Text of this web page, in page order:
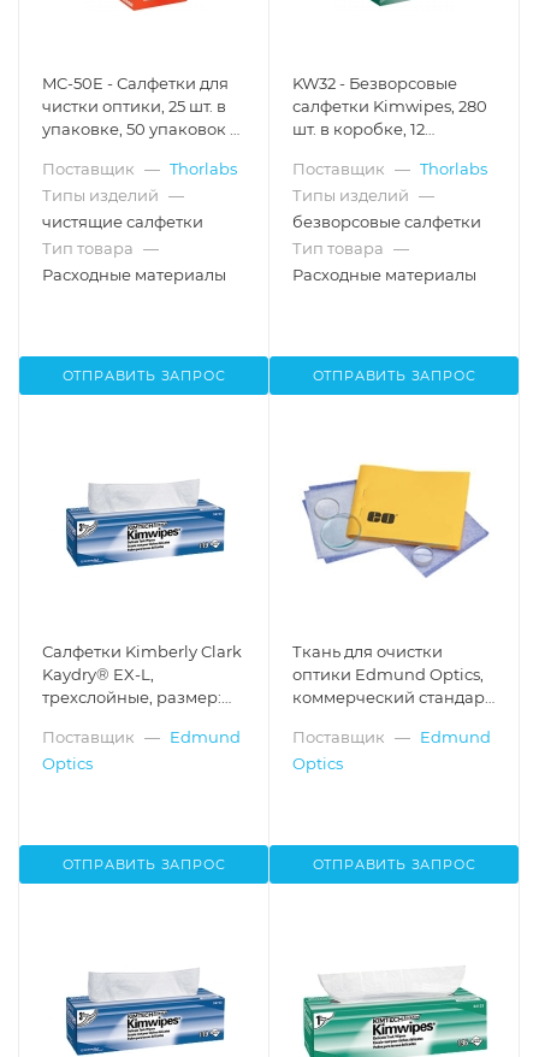
MC-50E - Салфетки для
чистки оптики, 25 шт. в
упаковке, 50 упаковок в
Поставщик — Thorlabs
Типы изделий —
чистящие салфетки
Тип товара —
Расходные материалы
ОТПРАВИТЬ ЗАПРОС
KW32 - Безворсовые
салфетки Kimwipes, 280
шт. в коробке, 12
Thorlabs
Поставщик — Thorlabs
Типы изделий —
безворсовые салфетки
Тип товара —
Расходные материалы
ОТПРАВИТЬ ЗАПРОС
Салфетки Kimberly Clark
Kaydry® EX-L,
трехслойные, размер:
Поставщик — Edmund
Optics
ОТПРАВИТЬ ЗАПРОС
Ткань для очистки
оптики Edmund Optics,
коммерческий стандарт,
Поставщик — Edmund
Optics
ОТПРАВИТЬ ЗАПРОС